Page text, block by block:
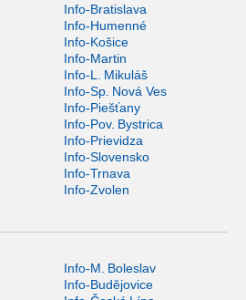
Info-Bratislava
Info-Humenné
Info-Košice
Info-Martin
Info-L. Mikuláš
Info-Sp. Nová Ves
Info-Piešťany
Info-Pov. Bystrica
Info-Prievidza
Info-Slovensko
Info-Trnava
Info-Zvolen
Info-M. Boleslav
Info-Budějovice